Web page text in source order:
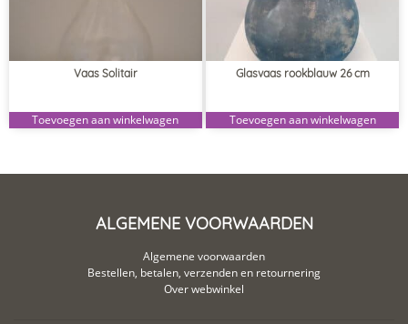
Vaas Solitair
Toevoegen aan winkelwagen
Glasvaas rookblauw 26 cm
Toevoegen aan winkelwagen
ALGEMENE VOORWAARDEN
Algemene voorwaarden
Bestellen, betalen, verzenden en retournering
Over webwinkel